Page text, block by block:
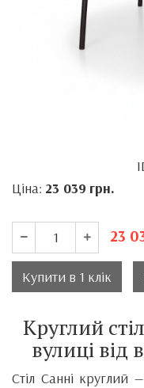
Ціна: 23 039 грн.
23
Купити в 1 клік
Круглий
вулиці від
Стіл Санні круглий